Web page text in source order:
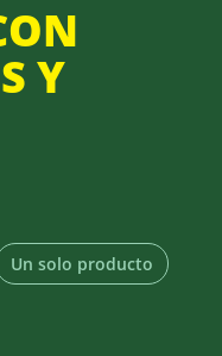
Y
Un solo producto